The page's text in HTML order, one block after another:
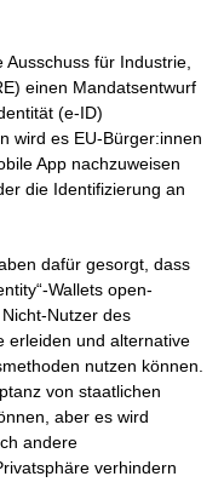
für Industrie,
einen Mandatsentwurf
(e-ID)
wird es EU-Bürger:innen
App nachzuweisen
die Identifizierung an
dafür gesorgt, dass
Wallets open-
Nutzer des
erleiden und alternative
nutzen können.
von staatlichen
aber es wird
andere
verhindern